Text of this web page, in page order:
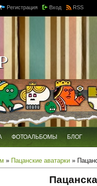
Регистрация Вход RSS
ФОТОАЛЬБОМЫ БЛОГ
» Пацанские аватарки »